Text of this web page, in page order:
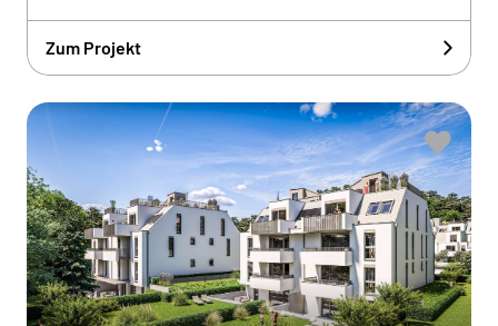
Zum Projekt